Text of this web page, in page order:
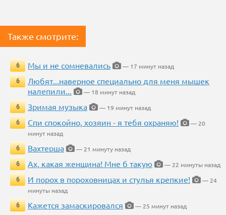
Также смотрите:
6 Мы и не сомневались
— 17 минут назад
6
Любят...наверное специально для меня мышек
налепили...
— 18 минут назад
6
Зримая музыка
— 19 минут назад
6
Спи спокойно, хозяин - я тебя охраняю!
— 20
минут назад
6
Вахтерша
— 21 минуту назад
6
Ах, какая женщина! Мне б такую
— 22 минуты назад
6
И порох в пороховницах и стулья крепкие!
— 24
минуты назад
6
Кажется замаскировался
— 25 минут назад